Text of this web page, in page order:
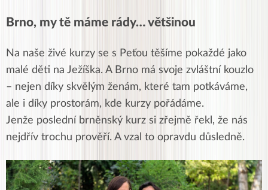
Brno, my tě máme rády… většinou
Na naše živé kurzy se s Peťou těšíme pokaždé jako
malé děti na Ježíška. A Brno má svoje zvláštní kouzlo
– nejen díky skvělým ženám, které tam potkáváme,
ale i díky prostorám, kde kurzy pořádáme.
Jenže poslední brněnský kurz si zřejmě řekl, že nás
nejdřív trochu prověří. A vzal to opravdu důsledně.